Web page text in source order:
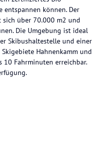
entspannen können. Der
sich über 70.000 m2 und
Die Umgebung ist ideal
Skibushaltestelle und einer
Hahnenkamm und
Fahrminuten erreichbar.
1,5 km vom